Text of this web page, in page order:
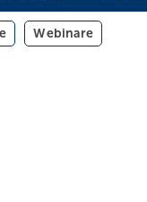
Webinare